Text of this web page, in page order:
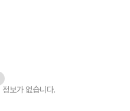
정보가 없습니다.